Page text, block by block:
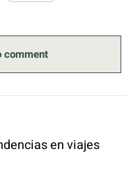
comment
en viajes